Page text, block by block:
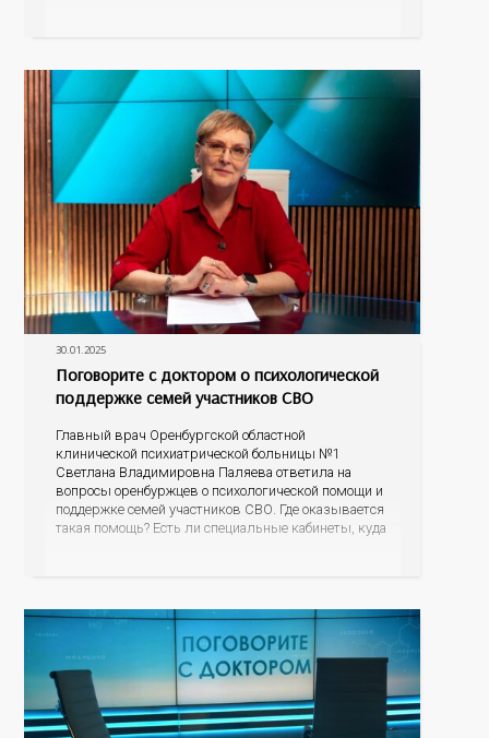
30.01.2025
Поговорите с доктором о психологической
поддержке семей участников СВО
Главный врач Оренбургской областной
клинической психиатрической больницы №1
Светлана Владимировна Паляева ответила на
вопросы оренбуржцев о психологической помощи и
поддержке семей участников СВО. Где оказывается
такая помощь? Есть ли специальные кабинеты, куда